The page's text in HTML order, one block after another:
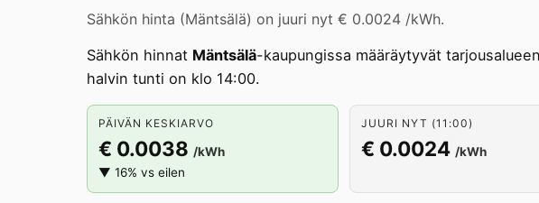
Sähkön hinta (Mäntsälä) on juuri nyt € 0.0024 /kWh.
Sähkön hinnat Mäntsälä-kaupungissa määräytyvät tarjousalueen
halvin tunti on klo 14:00.
PÄIVÄN KESKIARVO
€ 0.0038 /kWh
▼ 16% vs eilen
JUURI NYT (11:00)
€ 0.0024 /kWh